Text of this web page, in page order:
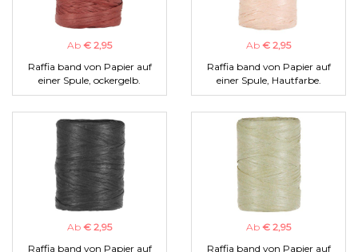
Ab € 2,95
Raffia band von Papier auf
einer Spule, ockergelb.
Ab € 2,95
Raffia band von Papier auf
einer Spule, Hautfarbe.
Ab € 2,95
Raffia band von Papier auf
Ab € 2,95
Raffia band von Papier auf